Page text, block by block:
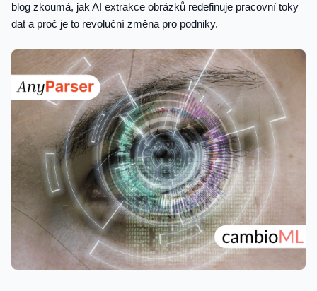
blog zkoumá, jak AI extrakce obrázků redefinuje pracovní toky
dat a proč je to revoluční změna pro podniky.